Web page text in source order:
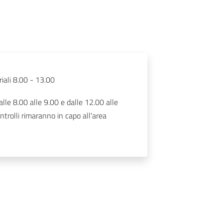
8.00 - 13.00
8.00 alle 9.00 e dalle 12.00 alle
rimaranno in capo all'area